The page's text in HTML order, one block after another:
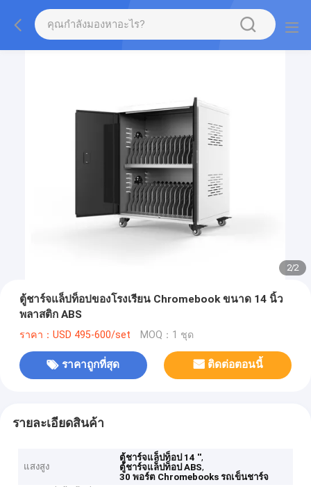
2/2
ตู้ชาร์จแล็ปท็อปของโรงเรียน Chromebook ขนาด 14 นิ้ว
พลาสติก ABS
ราคา：USD 495-600/set MOQ：1 ชุด
ราคาถูกที่สุด ติดต่อตอนนี้
รายละเอียดสินค้า
แสงสูง
ตู้ชาร์จแล็ปท็อป 14 '',
ตู้ชาร์จแล็ปท็อป ABS,
30 พอร์ต Chromebooks รถเข็นชาร์จ